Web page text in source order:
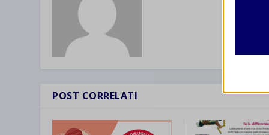
POST CORRELATI
wp-
I
_ga_*
Altri